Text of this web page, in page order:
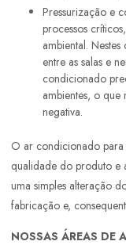
Pressurização e contenção: a contenção pode ser necessária em
processos
ambiental.
entre as salas e
condicionado
ambientes, o que
negativa.
O ar condicionado para
qualidade do produto e
uma simples alteração
fabricação e,
NOSSAS ÁREAS DE